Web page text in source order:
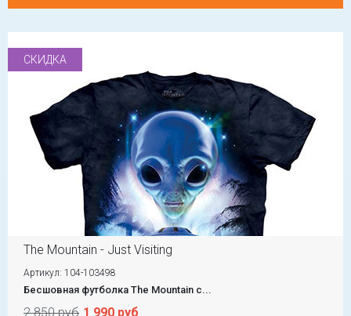
СКИДКА
The Mountain - Just Visiting
Артикул: 104-103498
Бесшовная футболка The Mountain с...
2 850 руб 1 990 руб